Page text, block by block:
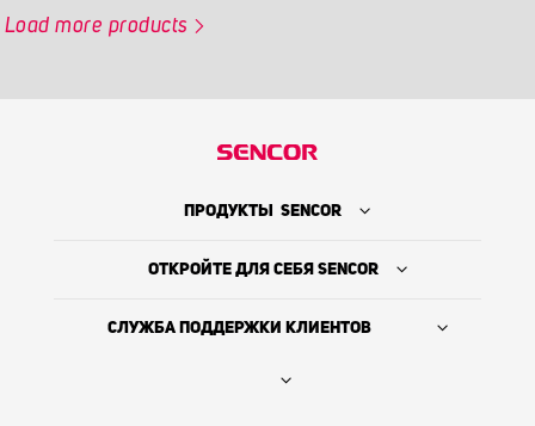
Load more products
ПРОДУКТЫ SENCOR
ОТКРОЙТЕ ДЛЯ СЕБЯ SENCOR
СЛУЖБА ПОДДЕРЖКИ КЛИЕНТОВ